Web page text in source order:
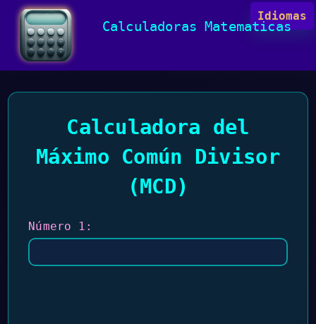
Idiomas
Calculadoras Matematicas
Calculadora del
Máximo Común Divisor
(MCD)
Número 1: